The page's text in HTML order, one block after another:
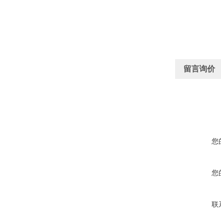
留言询价
您
您
联